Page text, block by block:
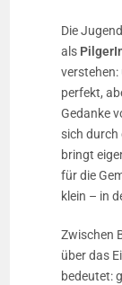
Die
als
perfekt,
Gedanke
sich durch
bringt
für die
klein – in
Zwischen
über das
bedeutet: